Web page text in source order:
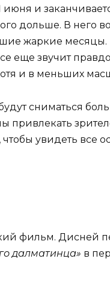
и
дольше. В
жаркие месяцы.
еще звучит
и в меньших
сниматься
привлекать
увидеть все
фильм. Дисней
далматинца» в